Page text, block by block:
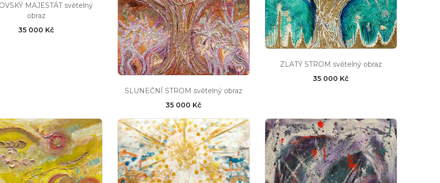
MAJESTÁT světelný
obraz
35 000 Kč
SLUNEČNÍ STROM světelný obraz
35 000 Kč
ZLATÝ STROM světelný obraz
35 000 Kč